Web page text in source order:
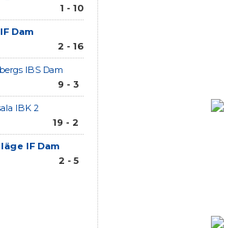
1 - 10
Dam
2 - 16
IBS Dam
9 - 3
IBK 2
19 - 2
IF Dam
2 - 5